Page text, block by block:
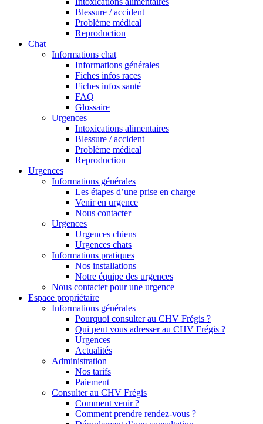
Blessure / accident
Problème médical
Reproduction
Chat
Informations chat
Informations générales
Fiches infos races
Fiches infos santé
FAQ
Glossaire
Urgences
Intoxications alimentaires
Blessure / accident
Problème médical
Reproduction
Urgences
Informations générales
Les étapes d’une prise en charge
Venir en urgence
Nous contacter
Urgences
Urgences chiens
Urgences chats
Informations pratiques
Nos installations
Notre équipe des urgences
Nous contacter pour une urgence
Espace propriétaire
Informations générales
Pourquoi consulter au CHV Frégis ?
Qui peut vous adresser au CHV Frégis ?
Urgences
Actualités
Administration
Nos tarifs
Paiement
Consulter au CHV Frégis
Comment venir ?
Comment prendre rendez-vous ?